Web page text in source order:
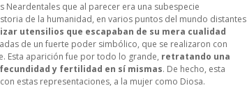
Neardentales que al parecer era una subespecie
de la humanidad, en varios puntos del mundo distantes
utensilios que escapaban de su mera cualidad
de un fuerte poder simbólico, que se realizaron con
Esta aparición fue por todo lo grande, retratando una
y fertilidad en sí mismas. De hecho, esta
estas representaciones, a la mujer como Diosa.